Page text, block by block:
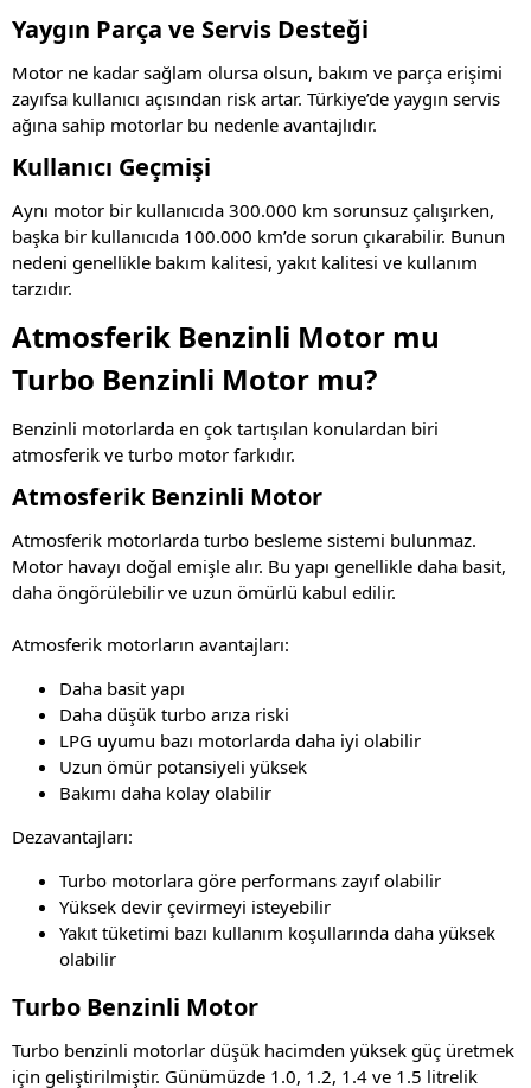
Yaygın Parça ve Servis Desteği
Motor ne kadar sağlam olursa olsun, bakım ve parça erişimi
zayıfsa kullanıcı açısından risk artar. Türkiye’de yaygın servis
ağına sahip motorlar bu nedenle avantajlıdır.
Kullanıcı Geçmişi
Aynı motor bir kullanıcıda 300.000 km sorunsuz çalışırken,
başka bir kullanıcıda 100.000 km’de sorun çıkarabilir. Bunun
nedeni genellikle bakım kalitesi, yakıt kalitesi ve kullanım
tarzıdır.
Atmosferik Benzinli Motor mu
Turbo Benzinli Motor mu?
Benzinli motorlarda en çok tartışılan konulardan biri
atmosferik ve turbo motor farkıdır.
Atmosferik Benzinli Motor
Atmosferik motorlarda turbo besleme sistemi bulunmaz.
Motor havayı doğal emişle alır. Bu yapı genellikle daha basit,
daha öngörülebilir ve uzun ömürlü kabul edilir.
Atmosferik motorların avantajları:
Daha basit yapı
Daha düşük turbo arıza riski
LPG uyumu bazı motorlarda daha iyi olabilir
Uzun ömür potansiyeli yüksek
Bakımı daha kolay olabilir
Dezavantajları:
Turbo motorlara göre performans zayıf olabilir
Yüksek devir çevirmeyi isteyebilir
Yakıt tüketimi bazı kullanım koşullarında daha yüksek
olabilir
Turbo Benzinli Motor
Turbo benzinli motorlar düşük hacimden yüksek güç üretmek
için geliştirilmiştir. Günümüzde 1.0, 1.2, 1.4 ve 1.5 litrelik